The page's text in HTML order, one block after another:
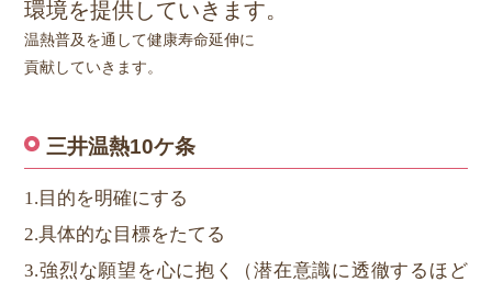
環境を提供していきます。
温熱普及を通して健康寿命延伸に
貢献していきます。
三井温熱10ケ条
1.目的を明確にする
2.具体的な目標をたてる
3.強烈な願望を心に抱く（潜在意識に透徹するほど